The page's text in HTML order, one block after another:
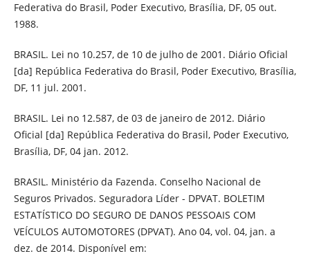
Federativa do Brasil, Poder Executivo, Brasília, DF, 05 out.
1988.
BRASIL. Lei no 10.257, de 10 de julho de 2001. Diário Oficial
[da] República Federativa do Brasil, Poder Executivo, Brasília,
DF, 11 jul. 2001.
BRASIL. Lei no 12.587, de 03 de janeiro de 2012. Diário
Oficial [da] República Federativa do Brasil, Poder Executivo,
Brasília, DF, 04 jan. 2012.
BRASIL. Ministério da Fazenda. Conselho Nacional de
Seguros Privados. Seguradora Líder - DPVAT. BOLETIM
ESTATÍSTICO DO SEGURO DE DANOS PESSOAIS COM
VEÍCULOS AUTOMOTORES (DPVAT). Ano 04, vol. 04, jan. a
dez. de 2014. Disponível em: